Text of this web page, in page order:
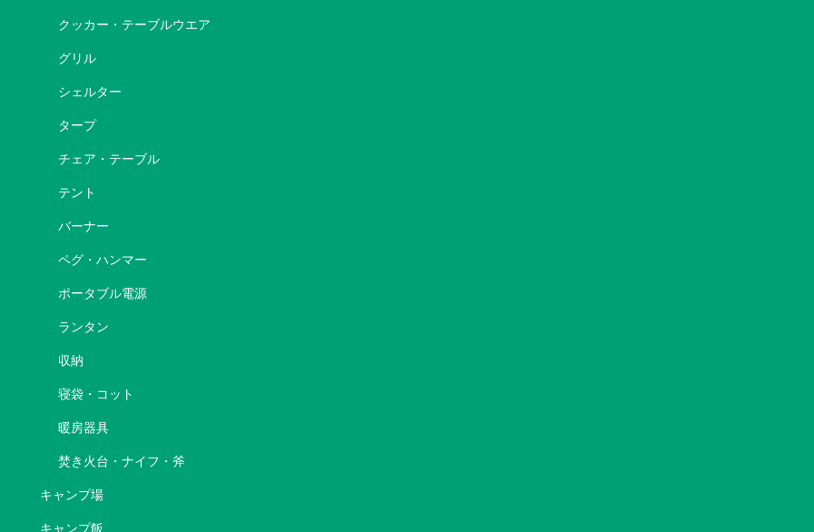
クッカー・テーブルウエア
グリル
シェルター
タープ
チェア・テーブル
テント
バーナー
ペグ・ハンマー
ポータブル電源
ランタン
収納
寝袋・コット
暖房器具
焚き火台・ナイフ・斧
キャンプ場
キャンプ飯